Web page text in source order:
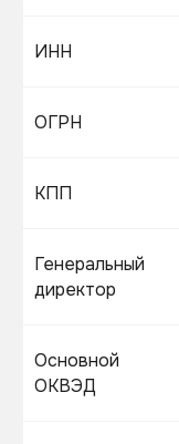
ИНН
ОГРН
КПП
Генеральный
директор
Основной
ОКВЭД